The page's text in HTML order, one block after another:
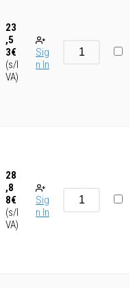
23
,5
3€
(s/I
VA)
Sig
n In
28
,8
8€
(s/I
VA)
Sig
n In